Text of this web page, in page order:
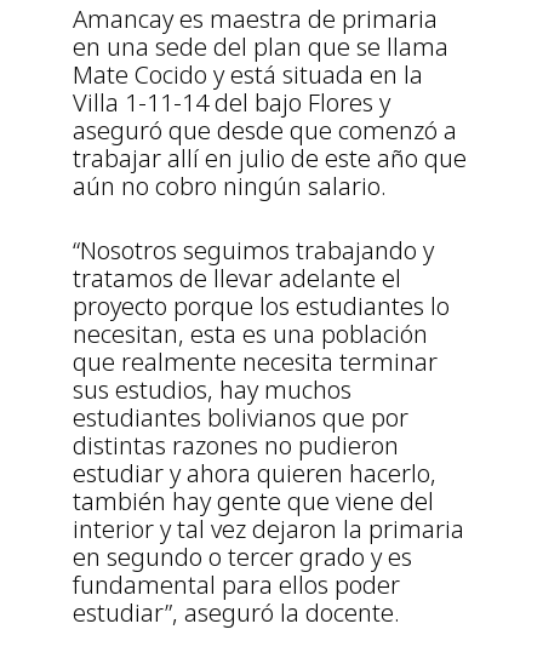
Amancay es maestra de primaria
en una sede del plan que se llama
Mate Cocido y está situada en la
Villa 1-11-14 del bajo Flores y
aseguró que desde que comenzó a
trabajar allí en julio de este año que
aún no cobro ningún salario.
“Nosotros seguimos trabajando y
tratamos de llevar adelante el
proyecto porque los estudiantes lo
necesitan, esta es una población
que realmente necesita terminar
sus estudios, hay muchos
estudiantes bolivianos que por
distintas razones no pudieron
estudiar y ahora quieren hacerlo,
también hay gente que viene del
interior y tal vez dejaron la primaria
en segundo o tercer grado y es
fundamental para ellos poder
estudiar”, aseguró la docente.